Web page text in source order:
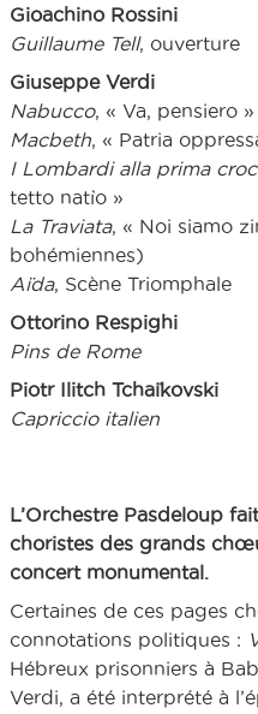
Gioachino Rossini
Guillaume Tell, ouverture
Giuseppe Verdi
Nabucco, « Va, pensiero »
Macbeth, « Patria
I Lombardi alla prima
tetto natìo »
La Traviata, « Noi siamo
bohémiennes)
Aïda, Scène Triomphale
Ottorino Respighi
Pins de Rome
Piotr Ilitch Tchaïkovski
Capriccio italien
L’Orchestre Pasdeloup
choristes des grands
concert monumental.
Certaines de ces pages
connotations politiques :
Hébreux prisonniers à
Verdi, a été interprété à